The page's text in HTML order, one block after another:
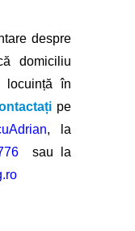
despre
domiciliu
locuință în
pe
, la
sau la